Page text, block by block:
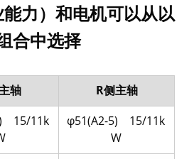
力）和电机可以从以
合中选择
轴 R侧主轴
15/11k
φ51(A2-5) 15/11k
W